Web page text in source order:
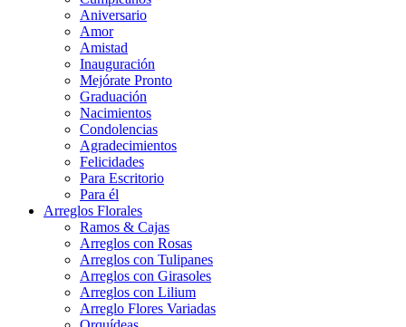
Aniversario
Amor
Amistad
Inauguración
Mejórate Pronto
Graduación
Nacimientos
Condolencias
Agradecimientos
Felicidades
Para Escritorio
Para él
Arreglos Florales
Ramos & Cajas
Arreglos con Rosas
Arreglos con Tulipanes
Arreglos con Girasoles
Arreglos con Lilium
Arreglo Flores Variadas